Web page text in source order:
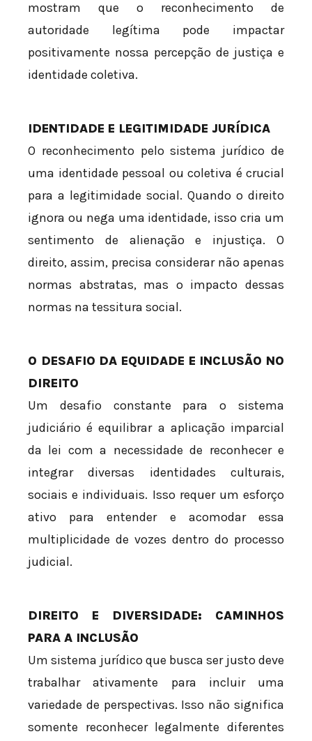
mostram que o reconhecimento de
autoridade legítima pode impactar
positivamente nossa percepção de justiça e
identidade coletiva.
IDENTIDADE E LEGITIMIDADE JURÍDICA
O reconhecimento pelo sistema jurídico de
uma identidade pessoal ou coletiva é crucial
para a legitimidade social. Quando o direito
ignora ou nega uma identidade, isso cria um
sentimento de alienação e injustiça. O
direito, assim, precisa considerar não apenas
normas abstratas, mas o impacto dessas
normas na tessitura social.
O DESAFIO DA EQUIDADE E INCLUSÃO NO
DIREITO
Um desafio constante para o sistema
judiciário é equilibrar a aplicação imparcial
da lei com a necessidade de reconhecer e
integrar diversas identidades culturais,
sociais e individuais. Isso requer um esforço
ativo para entender e acomodar essa
multiplicidade de vozes dentro do processo
judicial.
DIREITO E DIVERSIDADE: CAMINHOS
PARA A INCLUSÃO
Um sistema jurídico que busca ser justo deve
trabalhar ativamente para incluir uma
variedade de perspectivas. Isso não significa
somente reconhecer legalmente diferentes